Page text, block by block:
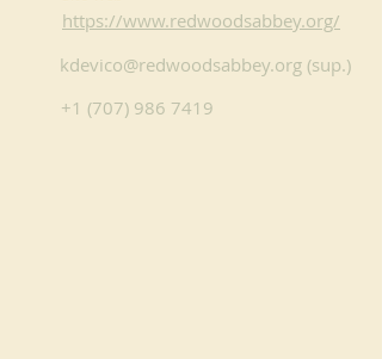
https://www.redwoodsabbey.org/
kdevico@redwoodsabbey.org (sup.)
+1 (707) 986 7419